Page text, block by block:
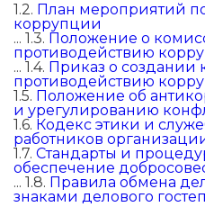
1.2. План мероприятий
коррупции
... 1.3. Положение о
противодействию
... 1.4. Приказ о создании
противодействию
1.5. Положение об
и урегулированию
1.6. Кодекс этики и
работников
1.7. Стандарты и
обеспечение
... 1.8. Правила обмена
знаками делового